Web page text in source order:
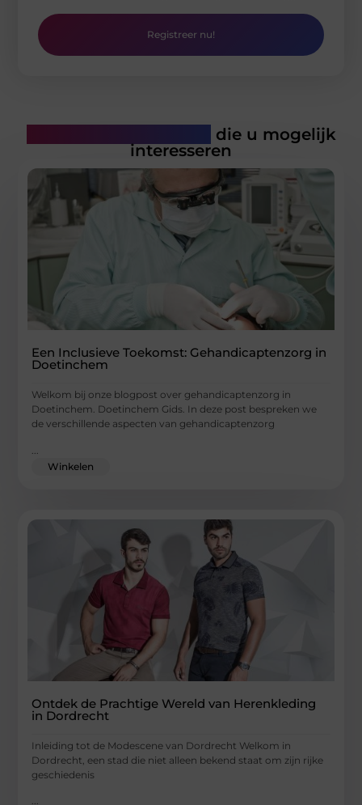
Registreer nu!
die u mogelijk
interesseren
Een Inclusieve Toekomst: Gehandicaptenzorg in
Doetinchem
Welkom bij onze blogpost over gehandicaptenzorg in
Doetinchem. Doetinchem Gids. In deze post bespreken we
de verschillende aspecten van gehandicaptenzorg
Winkelen
Ontdek de Prachtige Wereld van Herenkleding
in Dordrecht
Inleiding tot de Modescene van Dordrecht Welkom in
Dordrecht, een stad die niet alleen bekend staat om zijn rijke
geschiedenis
...